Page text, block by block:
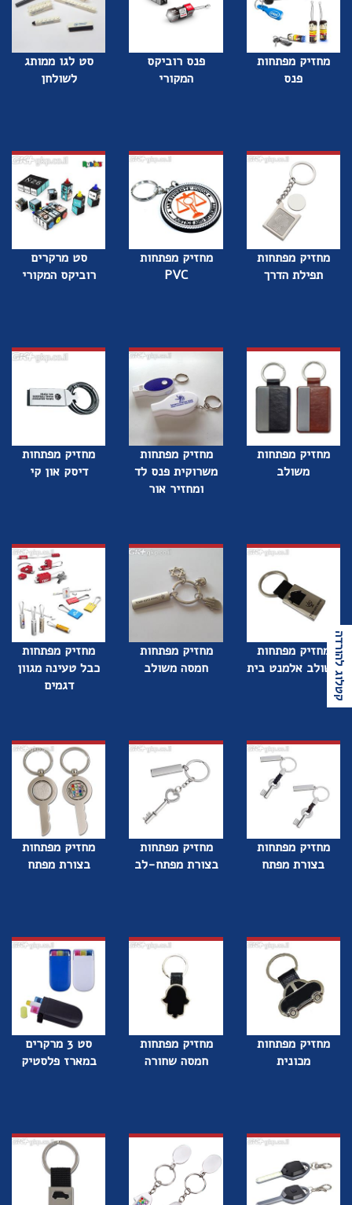
קטלוג להורדה
מחזיק מפתחות
פנס
פנס רוביקס
המקורי
סט לגו ממותג
לשולחן
מחזיק מפתחות
תפילת הדרך
מחזיק מפתחות
PVC
סט מרקרים
רוביקס המקורי
מחזיק מפתחות
משולב
מחזיק מפתחות
משרוקית פנס לד
ומחזיר אור
מחזיק מפתחות
דיסק און קי
מחזיק מפתחות
משולב אלמנט בית
מחזיק מפתחות
חמסה משולב
מחזיק מפתחות
כבל טעינה מגוון
דגמים
מחזיק מפתחות
בצורת מפתח
מחזיק מפתחות
בצורת מפתח-לב
מחזיק מפתחות
בצורת מפתח
מחזיק מפתחות
מכונית
מחזיק מפתחות
חמסה שחורה
סט 3 מרקרים
במארז פלסטיק